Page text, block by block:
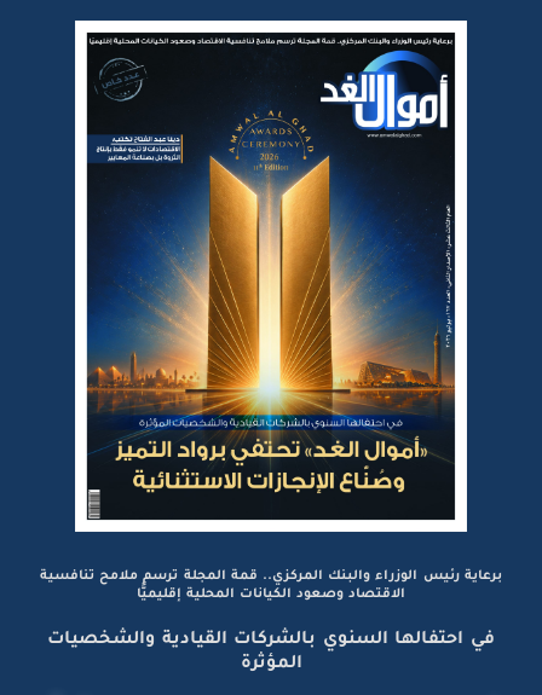
برعاية رئيس الوزراء والبنك المركزي.. قمة المجلة ترسم ملامح تنافسية
الاقتصاد وصعود الكيانات المحلية إقليميًّا
في احتفالها السنوي بالشركات القيادية والشخصيات
المؤثرة